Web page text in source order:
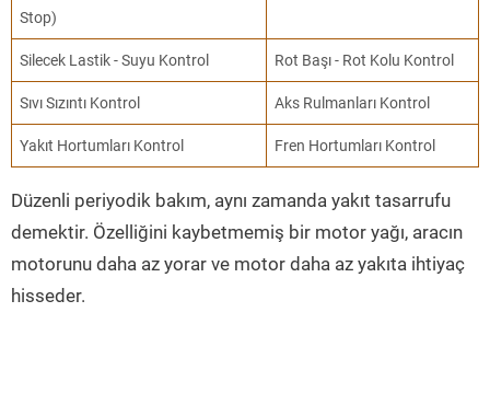
Stop)
Silecek Lastik - Suyu Kontrol Rot Başı - Rot Kolu Kontrol
Sıvı Sızıntı Kontrol Aks Rulmanları Kontrol
Yakıt Hortumları Kontrol Fren Hortumları Kontrol
Düzenli periyodik bakım, aynı zamanda yakıt tasarrufu
demektir. Özelliğini kaybetmemiş bir motor yağı, aracın
motorunu daha az yorar ve motor daha az yakıta ihtiyaç
hisseder.